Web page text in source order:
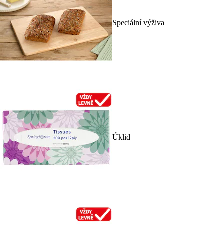
Speciální výživa
Úklid